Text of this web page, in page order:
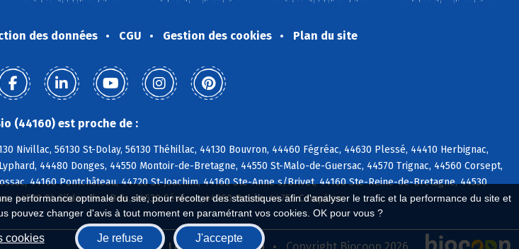
performance optimale du site, pour récolter des statistiques afin d'analyser le trafic et la performance du site et
pouvez changer d'avis à tout moment en paramétrant vos cookies. OK pour vous ?
cookies Je refuse J'accepte
des données CGU Gestion des cookies Plan du site
(44160) est proche de :
Nivillac, 56130 St-Dolay, 56130 Théhillac, 44130 Bouvron, 44460 Fégréac, 44630 Plessé, 44410 Herbignac,
44480 Donges, 44550 Montoir-de-Bretagne, 44550 St-Malo-de-Guersac, 44570 Trignac, 44560 Corsept,
44160 Pontchâteau, 44720 St-Joachim, 44160 Ste-Anne s/Brivet, 44160 Ste-Reine-de-Bretagne, 44530
44530 St-Gildas-des-Bois, 44530 Sévérac, 44260 Bouée, 44750 Campbon
Biocoop.fr Le réseau Biocoop Copyright Biocoop 2026